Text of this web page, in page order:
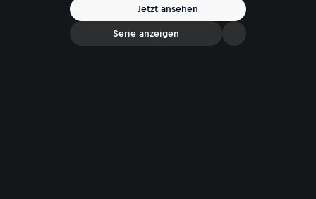
Jetzt ansehen
Serie anzeigen